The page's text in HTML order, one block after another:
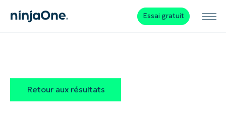
Essai gratuit
Retour aux résultats